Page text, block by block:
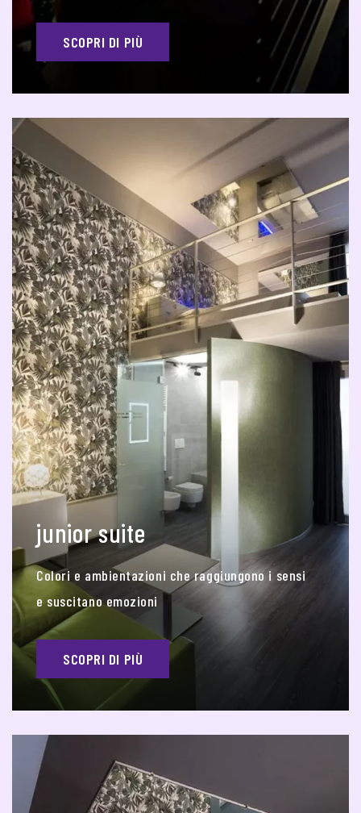
SCOPRI DI PIÙ
junior suite
Colori e ambientazioni che raggiungono i sensi
e suscitano emozioni
SCOPRI DI PIÙ